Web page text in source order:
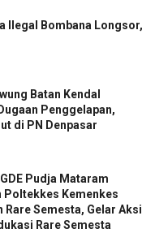
Ilegal Bombana Longsor,
Batan Kendal
Penggelapan,
di PN Denpasar
Pudja Mataram
Poltekkes Kemenkes
Rare Semesta, Gelar Aksi
Rare Semesta